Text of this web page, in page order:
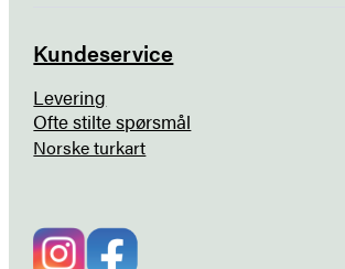
Kundeservice
Levering
Ofte stilte spørsmål
Norske turkart